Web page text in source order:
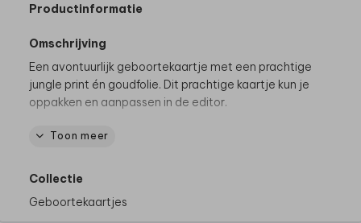
Productinformatie
Omschrijving
Een avontuurlijk geboortekaartje met een prachtige
jungle print én goudfolie. Dit prachtige kaartje kun je
oppakken en aanpassen in de editor.
Tips van onze makers:
look
• Maak het geboortekaartje helemaal af door de
Toon meer
Collectie
Geboortekaartjes